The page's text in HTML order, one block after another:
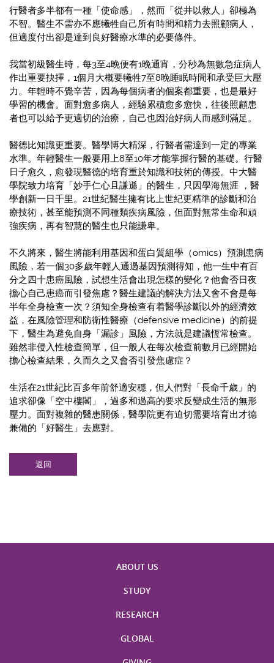
行醫者多半都有一種「使命感」，然而「從井以救人」卻極為
不智。醫生不需亦不應犧牲自己所有時間和精力去照顧病人，
但適度付出卻是達到良好醫療水準的必要條件。
我當初級醫生時，每3至4晚便有1晚通宵，分秒為無數急症病人
作出重要抉擇，1個月大概要犧牲7至8晚睡眠時間和承受巨大壓
力。年輕時不覺辛苦，因為每個病者的個案都重要，也是最好
學習的機會。面對愈多病人，經驗累積愈多愈快，往後照顧患
者也可以給予更適切的治療，自己也因治好病人而感到滿足。
醫德比知識更重要。醫學博大精深，行醫者需達到一定的專業
水準。年輕醫生一般要用上8至10年才能掌握行醫的基礎。行醫
日子愈久，愈發現醫德的培育重於知識和技術的傳授。中大醫
學院致力培育「妙手仁心且謙遜」的醫生，只因學海無涯 ，醫
學創新一日千里。21世紀醫生擁有比上世紀更精準的診斷和治
療技術，甚至能預測不同種類疾病風險，但面對無常生命和頑
強疾病，再有智慧的醫生也只能謙卑。
不久將來，醫生將能利用基因和蛋白質組學（omics）預測患病
風險，若一個30多歲年輕人通過基因預測得知，他一生中有百
分之四十患癌風險，試想生活會出現怎樣的變化？他會否日夜
擔心自己患癌而引發焦慮？醫生建議的解決方法又會不會是每
半年全身檢查一次？須知全身檢查有着醫學診斷以外的經濟效
益，在風險管理和防衛性醫療（defensive medicine）的前提
下，醫生為避免自身「漏診」風險，方法就是建議恆常檢查。
雖然非侵入性檢查簡單，但一般人在每次檢查前數月已經開始
擔心檢查結果，久而久之又會否引發焦慮症？
生活在21世紀比百多年前舒適安穩，但人們對「長命千歲」的
追求卻像「空中樓閣」，過多和過高的要求反變成生活的無形
壓力。面對複雜的醫患關係，醫學院更有迫切需要培育出才德
兼備的「好醫生」去應對。
返回
ABOUT US
STUDY
RESEARCH
GLOBAL